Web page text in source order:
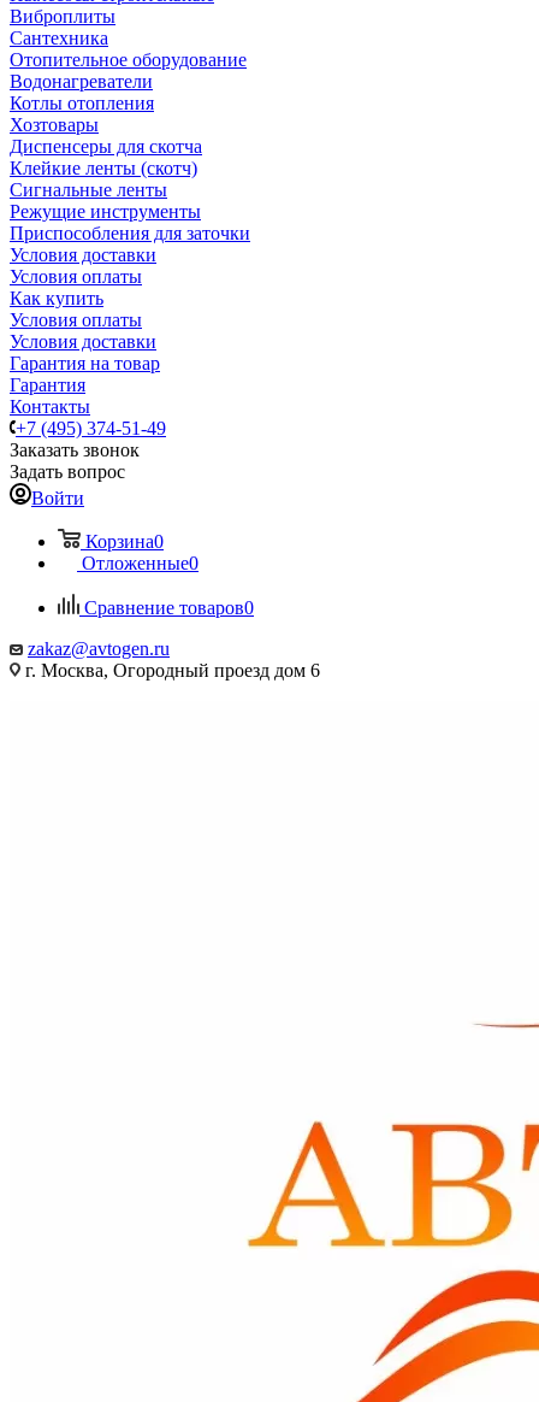
Виброплиты
Сантехника
Отопительное оборудование
Водонагреватели
Котлы отопления
Хозтовары
Диспенсеры для скотча
Клейкие ленты (скотч)
Сигнальные ленты
Режущие инструменты
Приспособления для заточки
Условия доставки
Условия оплаты
Как купить
Условия оплаты
Условия доставки
Гарантия на товар
Гарантия
Контакты
+7 (495) 374-51-49
Заказать звонок
Задать вопрос
Войти
Корзина0
Отложенные0
Сравнение товаров0
zakaz@avtogen.ru
г. Москва, Огородный проезд дом 6